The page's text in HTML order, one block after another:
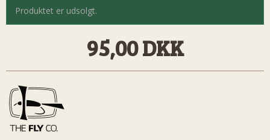
Produktet er udsolgt.
95,00 DKK